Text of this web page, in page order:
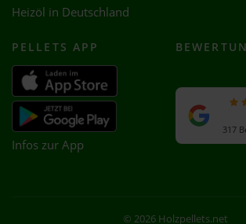
Heizöl in Deutschland
PELLETS APP
Infos zur App
317
© 2026 Holzpellets.net